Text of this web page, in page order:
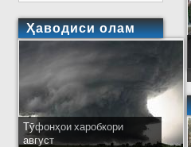
Ҳаводиси олам
Тӯфонҳои харобкори
август